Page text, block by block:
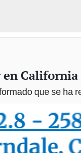
en California
que se ha